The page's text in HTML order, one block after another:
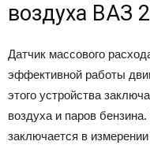
воздуха ВАЗ
Датчик массового
эффективной работы
этого устройства
воздуха и паров
заключается в